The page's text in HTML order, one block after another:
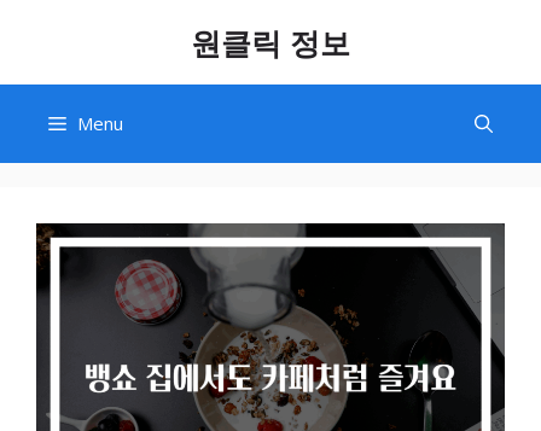
content
원클릭 정보
Menu